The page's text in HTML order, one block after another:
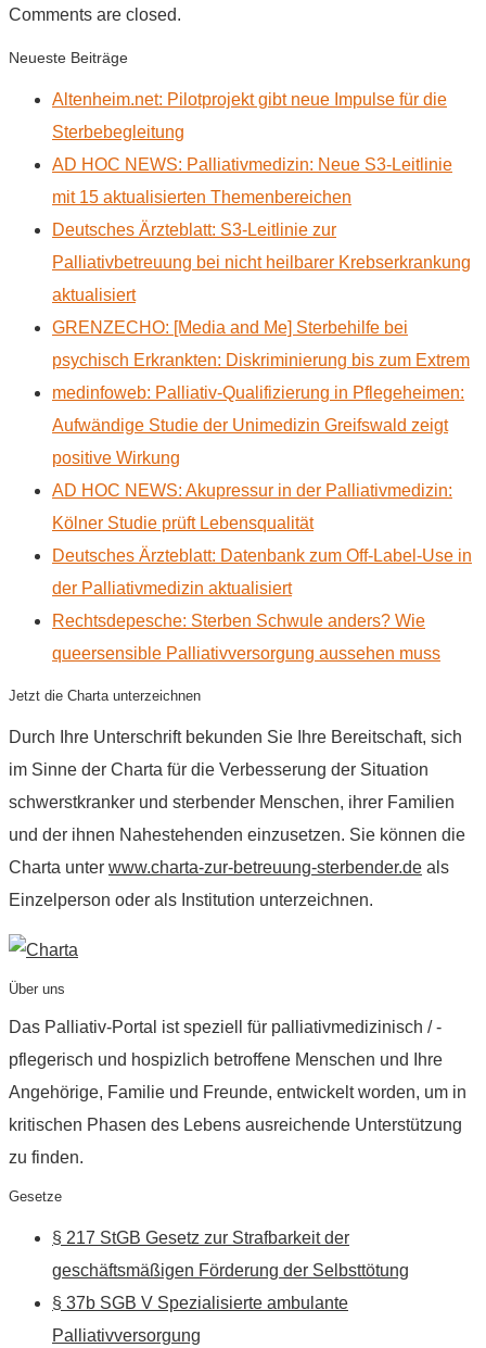
Comments are closed.
Neueste Beiträge
Altenheim.net: Pilotprojekt gibt neue Impulse für die
Sterbebegleitung
AD HOC NEWS: Palliativmedizin: Neue S3-Leitlinie
mit 15 aktualisierten Themenbereichen
Deutsches Ärzteblatt: S3-Leitlinie zur
Palliativbetreuung bei nicht heilbarer Krebserkrankung
aktualisiert
GRENZECHO: [Media and Me] Sterbehilfe bei
psychisch Erkrankten: Diskriminierung bis zum Extrem
medinfoweb: Palliativ-Qualifizierung in Pflegeheimen:
Aufwändige Studie der Unimedizin Greifswald zeigt
positive Wirkung
AD HOC NEWS: Akupressur in der Palliativmedizin:
Kölner Studie prüft Lebensqualität
Deutsches Ärzteblatt: Datenbank zum Off-Label-Use in
der Palliativmedizin aktualisiert
Rechtsdepesche: Sterben Schwule anders? Wie
queersensible Palliativversorgung aussehen muss
Jetzt die Charta unterzeichnen
Durch Ihre Unterschrift bekunden Sie Ihre Bereitschaft, sich
im Sinne der Charta für die Verbesserung der Situation
schwerstkranker und sterbender Menschen, ihrer Familien
und der ihnen Nahestehenden einzusetzen. Sie können die
Charta unter www.charta-zur-betreuung-sterbender.de als
Einzelperson oder als Institution unterzeichnen.
Über uns
Das Palliativ-Portal ist speziell für palliativmedizinisch / -
pflegerisch und hospizlich betroffene Menschen und Ihre
Angehörige, Familie und Freunde, entwickelt worden, um in
kritischen Phasen des Lebens ausreichende Unterstützung
zu finden.
Gesetze
§ 217 StGB Gesetz zur Strafbarkeit der
geschäftsmäßigen Förderung der Selbsttötung
§ 37b SGB V Spezialisierte ambulante
Palliativversorgung